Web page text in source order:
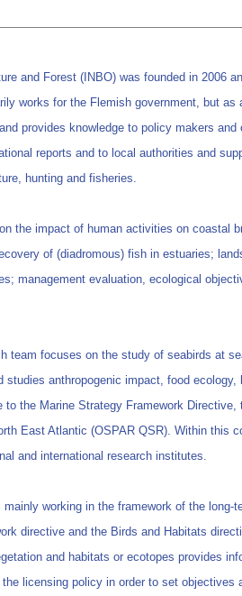
and Forest (INBO) was founded in 2006
works for the Flemish government, but
provides knowledge to policy makers
reports and to local authorities and
hunting and fisheries.
the impact of human activities on coastal
of (diadromous) fish in estuaries;
management evaluation, ecological
team focuses on the study of seabirds at
studies anthropogenic impact, food
to the Marine Strategy Framework
East Atlantic (OSPAR QSR). Within this
and international research institutes.
working in the framework of the
directive and the Birds and Habitats
and habitats or ecotopes provides
licensing policy in order to set objectives